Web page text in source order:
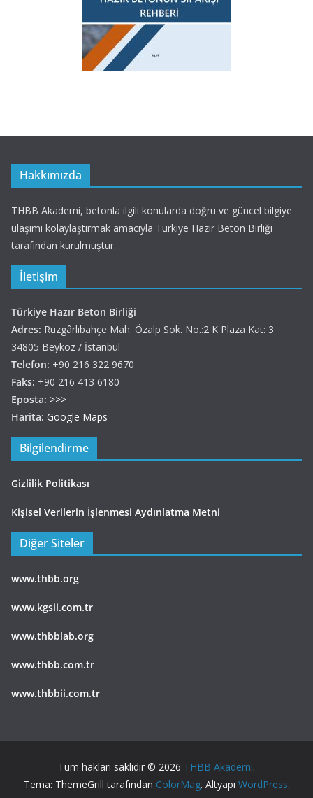
Hakkımızda
THBB Akademi, betonla ilgili konularda doğru ve güncel bilgiye
ulaşımı kolaylaştırmak amacıyla Türkiye Hazır Beton Birliği
tarafından kurulmuştur.
İletişim
Türkiye Hazır Beton Birliği
Adres: Rüzgârlıbahçe Mah. Özalp Sok. No.:2 K Plaza Kat: 3
34805 Beykoz / İstanbul
Telefon: +90 216 322 9670
Faks: +90 216 413 6180
Eposta: >>>
Harita: Google Maps
Bilgilendirme
Gizlilik Politikası
Kişisel Verilerin İşlenmesi Aydınlatma Metni
Diğer Siteler
www.thbb.org
www.kgsii.com.tr
www.thbblab.org
www.thbb.com.tr
www.thbbii.com.tr
Tüm hakları saklıdır © 2026 THBB Akademi.
Tema: ThemeGrill tarafından ColorMag. Altyapı WordPress.